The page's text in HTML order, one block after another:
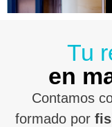
Tu
en
Contamos
formado por